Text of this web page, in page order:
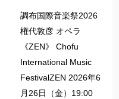
調布国際音楽祭2026
権代敦彦 オペラ
《ZEN》 Chofu
International Music
FestivalZEN 2026年6
月26日（金）19:00